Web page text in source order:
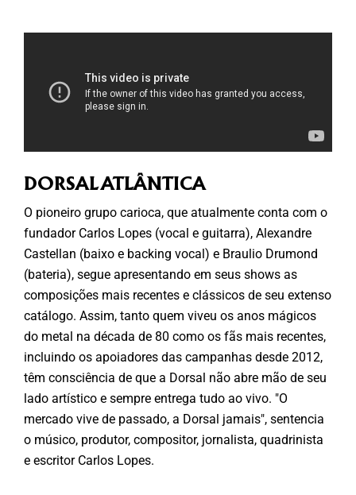
DORSAL ATLÂNTICA
O pioneiro grupo carioca, que atualmente conta com o
fundador Carlos Lopes (vocal e guitarra), Alexandre
Castellan (baixo e backing vocal) e Braulio Drumond
(bateria), segue apresentando em seus shows as
composições mais recentes e clássicos de seu extenso
catálogo. Assim, tanto quem viveu os anos mágicos
do metal na década de 80 como os fãs mais recentes,
incluindo os apoiadores das campanhas desde 2012,
têm consciência de que a Dorsal não abre mão de seu
lado artístico e sempre entrega tudo ao vivo. "O
mercado vive de passado, a Dorsal jamais", sentencia
o músico, produtor, compositor, jornalista, quadrinista
e escritor Carlos Lopes.